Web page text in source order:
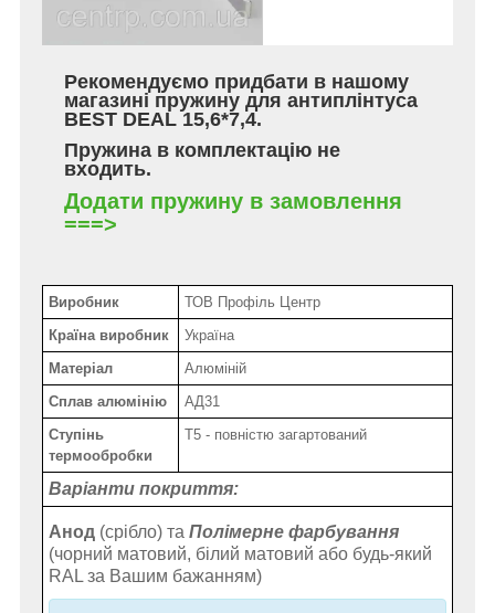
Рекомендуємо придбати в нашому
магазині пружину для антиплінтуса
BEST DEAL 15,6*7,4.
Пружина в комплектацію не
входить.
Додати пружину в замовлення
===>
Виробник
ТОВ Профіль Центр
Країна виробник
Україна
Матеріал
Алюміній
Сплав алюмінію
АД31
Ступінь
термообробки
Т5 - повністю загартований
Варіанти покриття:
Анод (срібло) та Полімерне фарбування
(чорний матовий, білий матовий або будь-який
RAL за Вашим бажанням)